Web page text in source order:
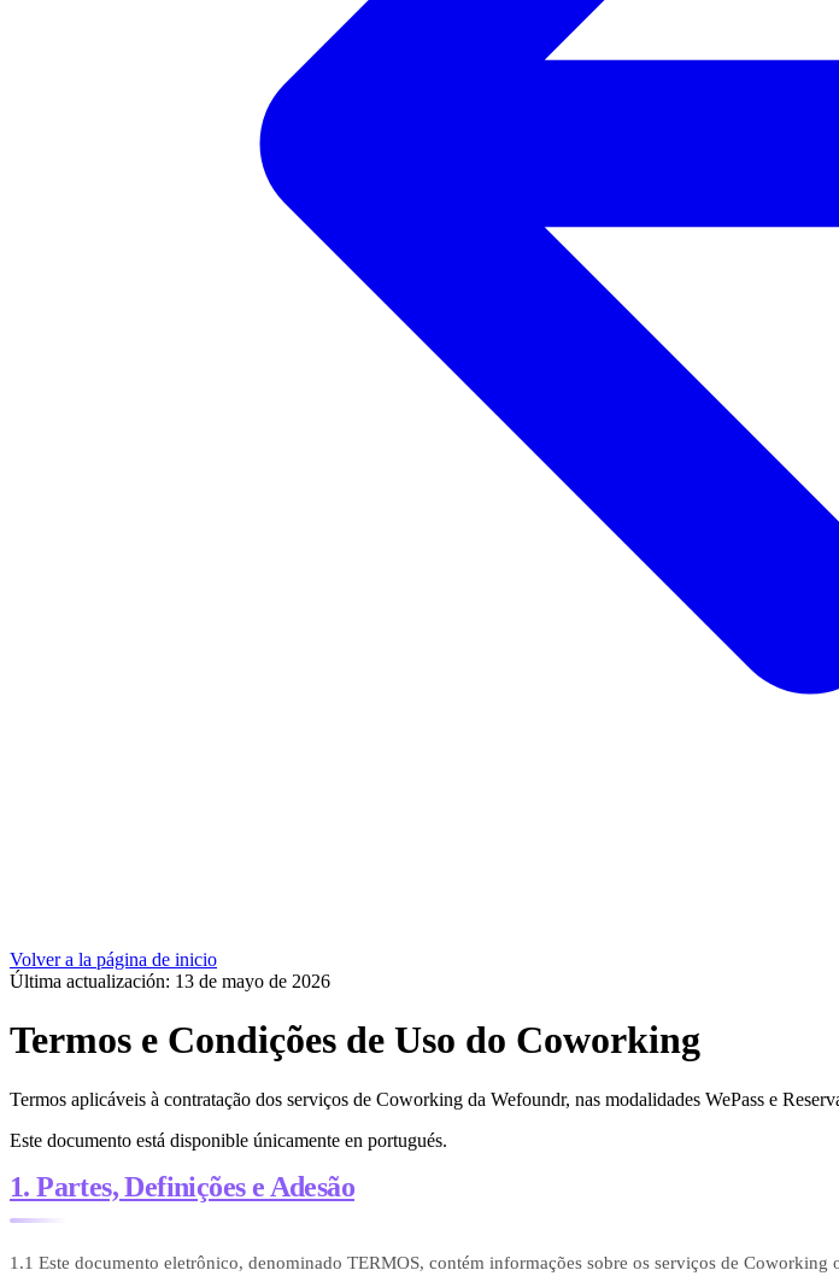
Volver a la página de inicio
Última actualización: 13 de mayo de 2026
Termos e Condições de Uso do Coworking
Termos aplicáveis à contratação dos serviços de Coworking da Wefoundr, nas modalidades WePass e
Este documento está disponible únicamente en portugués.
1. Partes, Definições e Adesão
1.1 Este documento eletrônico, denominado TERMOS, contém informações sobre os serviços de